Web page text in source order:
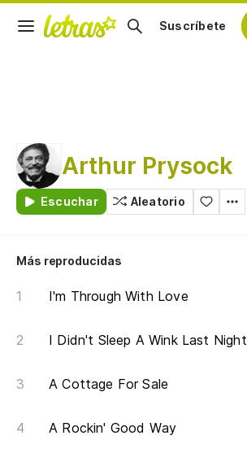
Suscríbete
Arthur Prysock
Escuchar Aleatorio
Más reproducidas
I'm Through With Love
I Didn't Sleep A Wink Last Night
A Cottage For Sale
A Rockin' Good Way